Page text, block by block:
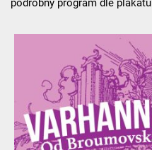
podrobný program dle plakátu